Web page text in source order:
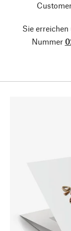
Sie
Nummer